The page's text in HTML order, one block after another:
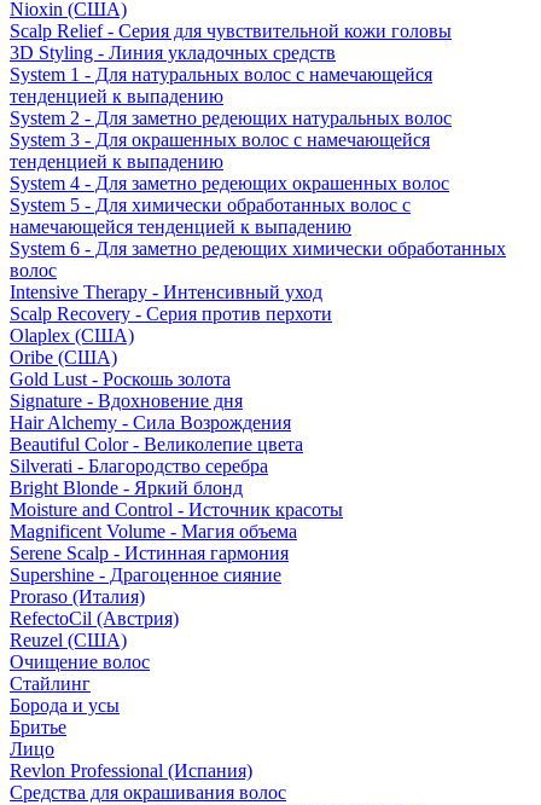
Nioxin (США)
Scalp Relief - Серия для чувствительной кожи головы
3D Styling - Линия укладочных средств
System 1 - Для натуральных волос с намечающейся
тенденцией к выпадению
System 2 - Для заметно редеющих натуральных волос
System 3 - Для окрашенных волос с намечающейся
тенденцией к выпадению
System 4 - Для заметно редеющих окрашенных волос
System 5 - Для химически обработанных волос с
намечающейся тенденцией к выпадению
System 6 - Для заметно редеющих химически обработанных
волос
Intensive Therapy - Интенсивный уход
Scalp Recovery - Серия против перхоти
Olaplex (США)
Oribe (США)
Gold Lust - Роскошь золота
Signature - Вдохновение дня
Hair Alchemy - Сила Возрождения
Beautiful Color - Великолепие цвета
Silverati - Благородство серебра
Bright Blonde - Яркий блонд
Moisture and Control - Источник красоты
Magnificent Volume - Магия объема
Serene Scalp - Истинная гармония
Supershine - Драгоценное сияние
Proraso (Италия)
RefectoCil (Австрия)
Reuzel (США)
Очищение волос
Стайлинг
Борода и усы
Бритье
Лицо
Revlon Professional (Испания)
Средства для окрашивания волос